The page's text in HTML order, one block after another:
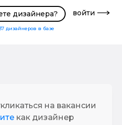
дизайнера?
дизайнеров в базе
войти
на вакансии
как дизайнер